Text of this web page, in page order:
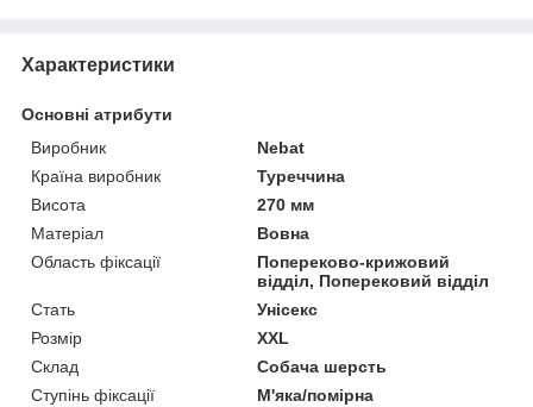
Характеристики
Основні атрибути
Виробник
Nebat
Країна виробник
Туреччина
Висота
270 мм
Матеріал
Вовна
Область фіксації
Попереково-крижовий
відділ, Поперековий відділ
Стать
Унісекс
Розмір
XXL
Склад
Собача шерсть
Ступінь фіксації
М'яка/помірна